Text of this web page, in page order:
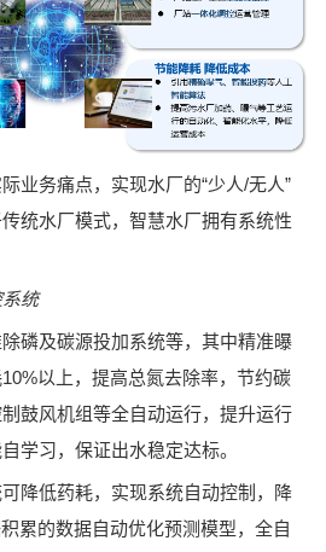
业务痛点，实现水厂的“少人/无人”
统水厂模式，智慧水厂拥有系统性
统
磷及碳源投加系统等，其中精准曝
以上，提高总氮去除率，节约碳
鼓风机组等全自动运行，提升运行
学习，保证出水稳定达标。
降低药耗，实现系统自动控制，降
累的数据自动优化预测模型，全自